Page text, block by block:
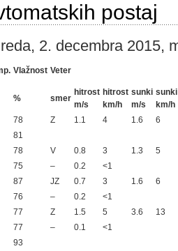
postaj
2. decembra 2015,
Vlažnost Veter
% smer
hitrost
m/s
hitrost
km/h
sunki
m/s
sunki
km/h
78 Z 1.1 4 1.6
6
81
78 V 0.8 3 1.3
5
75 – 0.2
<1
87 JZ 0.7 3 1.6
6
76 – 0.2
<1
77 Z 1.5 5 3.6
13
77 – 0.1
<1
93